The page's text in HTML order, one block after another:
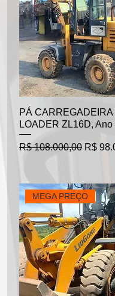
PÁ CARREGADEIRA
LOADER ZL16D, Ano
Preço normal
R$ 108.000,00 Preço
R$
MEGA PREÇO